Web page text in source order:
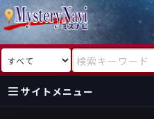
検索対象 検索キーワード
サイトメニュー